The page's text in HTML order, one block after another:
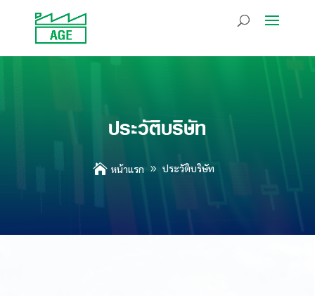
ประวัติบริษัท
 หน้าแรก ประวัติบริษัท